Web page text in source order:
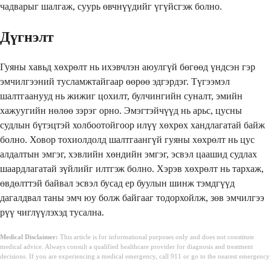
чадварыг шалгаж, суурь өвчнүүдийг үгүйсгэж болно.
Дүгнэлт
Гуяны хавьд хөхрөлт нь ихэвчлэн аюулгүй бөгөөд үндсэн гэр
эмчилгээний тусламжтайгаар өөрөө эдгэрдэг. Түгээмэл
шалтгаанууд нь жижиг цохилт, булчингийн суналт, эмийн
хажуугийн нөлөө зэрэг орно. Эмэгтэйчүүд нь арьс, цусны
судлын бүтэцтэй холбоотойгоор илүү хөхрөх хандлагатай байж
болно. Ховор тохиолдолд шалтгаангүй гуяны хөхрөлт нь цус
алдалтын эмгэг, хэвлийн хөндийн эмгэг, эсвэл цаашид судлах
шаардлагатай зүйлийг илтгэж болно. Хэрэв хөхрөлт нь тархаж,
өвдөлттэй байвал эсвэл бусад ер буулын шинж тэмдгүүд
дагалдвал таны эмч юу болж байгааг тодорхойлж, зөв ​​эмчилгээ
рүү чиглүүлэхэд тусална.
Medical Disclaimer: This article is for informational purposes only and does not constitute
medical advice. Always consult a qualified healthcare provider for diagnosis and treatment
decisions. If you are experiencing a medical emergency, call 911 or go to the nearest emergency